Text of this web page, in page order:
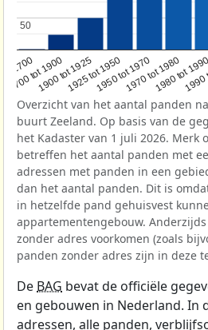
1700
1700 tot 1900
1900 tot 19251925 tot 19501950 tot 19701970 tot 1980
1980 tot
50
50
Overzicht van het aantal panden
buurt Zeeland. Op basis van de
het Kadaster van 1 juli 2026. Merk
betreffen het aantal panden met
adressen met panden in een
dan het aantal panden. Dit is
in hetzelfde pand gehuisvest
appartementengebouw.
zonder adres voorkomen (zoals
panden zonder adres zijn in deze
De BAG bevat de officiële
en gebouwen in Nederland. In
adressen, alle panden,